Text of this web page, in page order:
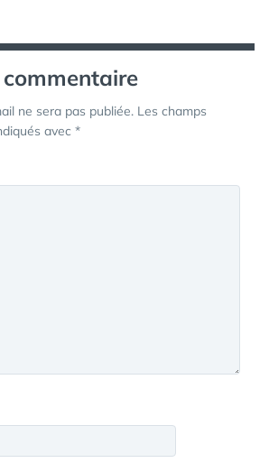
ne sera pas publiée. Les champs
avec *